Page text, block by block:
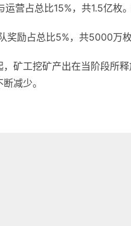
运营占总比15%，共1.5亿枚
奖励占总比5%，共5000万枚
，矿工挖矿产出在当阶段所
减少。